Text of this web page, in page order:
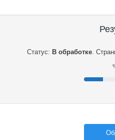
Статус: В обработке.